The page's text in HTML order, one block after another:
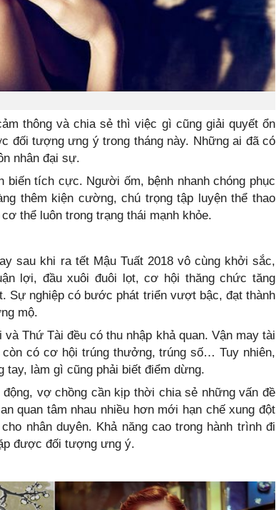
thông và chia sẻ thì việc gì cũng giải quyết ổn
đối tượng ưng ý trong tháng này. Những ai đã có
nhân đại sự.
biến tích cực. Người ốm, bệnh nhanh chóng phục
thêm kiện cường, chú trọng tập luyện thể thao
thể luôn trong trạng thái mạnh khỏe.
sau khi ra tết Mậu Tuất 2018 vô cùng khởi sắc,
lợi, đầu xuôi đuôi lọt, cơ hội thăng chức tăng
Sự nghiệp có bước phát triển vượt bậc, đạt thành
mộ.
Thứ Tài đều có thu nhập khả quan. Vận may tài
có cơ hội trúng thưởng, trúng số… Tuy nhiên,
tay, làm gì cũng phải biết điểm dừng.
vợ chồng cần kịp thời chia sẻ những vấn đề
quan tâm nhau nhiều hơn mới hạn chế xung đột
nhân duyên. Khả năng cao trong hành trình đi
được đối tượng ưng ý.